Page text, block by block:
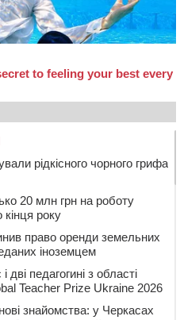
рідкісного чорного грифа
20 млн грн на роботу
кінця року
право оренди земельних
іноземцем
педагогині з області
Teacher Prize Ukraine 2026
знайомства: у Черкасах